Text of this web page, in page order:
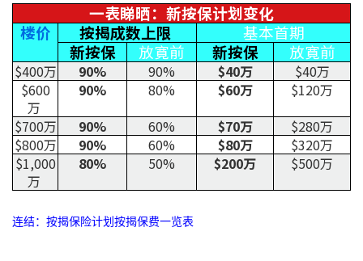
印花税计算
免费物业估价
下载中心
按揭全面睇
新闻/研究
公司动态
一表睇晒：新按保计划变化
楼价
按揭成数上限
基本首期
新按保
放寛前 新按保 放寛前
$400万 90% 90% $40万
$40万
$600
万
90% 80% $60万
$120万
$700万
90% 60% $70万
$280万
$800万
90% 60% $80万
$320万
$1,000
万
80% 50% $200万 $500万
连结：按揭保险计划按揭保费一览表